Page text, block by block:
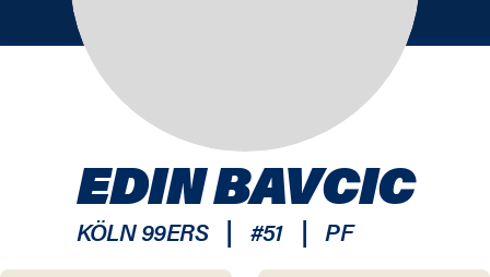
EDIN BAVCIC
KÖLN 99ERS | #51 | PF